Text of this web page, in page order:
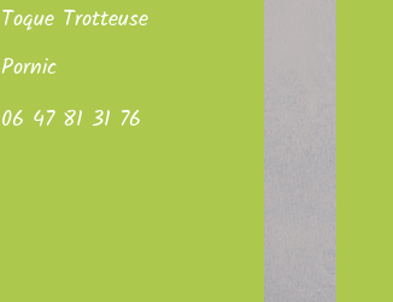
Toque Trotteuse
Pornic
06 47 81 31 76